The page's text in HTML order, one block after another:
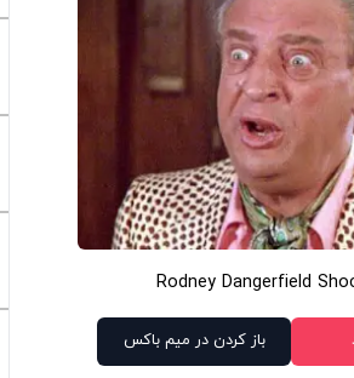
Rodney Dangerfield
باز کردن در میم باکس